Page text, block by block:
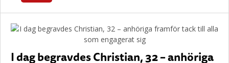
I dag begravdes Christian, 32 – anhöriga